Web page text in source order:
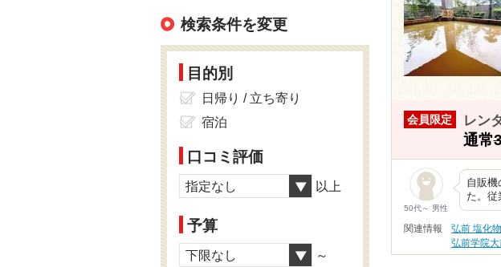
会員限定 レン
通常
50代～ 男性
自販機
た。従
関連情報 弘前 塩化
弘前学院大
検索条件を変更
目的別
日帰り / 立ち寄り
宿泊
口コミ評価
指定なし 以上
予算
下限なし ～